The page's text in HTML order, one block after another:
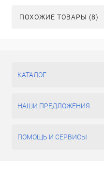
ПОХОЖИЕ ТОВАРЫ (8)
КАТАЛОГ
НАШИ ПРЕДЛОЖЕНИЯ
ПОМОЩЬ И СЕРВИСЫ